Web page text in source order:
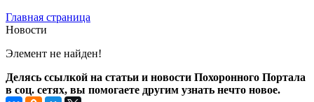
Главная страница
Новости
Элемент не найден!
Делясь ссылкой на статьи и новости Похоронного Портала
в соц. сетях, вы помогаете другим узнать нечто новое.